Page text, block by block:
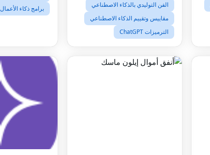
الفن التوليدي بالذكاء الاصطناعي
مقاييس وتقييم الذكاء الاصطناعي
الترميزات ChatGPT
برامج ذكاء الأعمال